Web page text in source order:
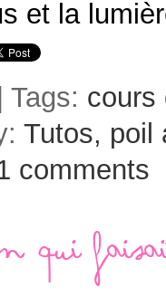
et la
Tags: cours
Tutos, poil
comments
qui